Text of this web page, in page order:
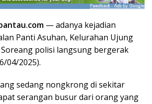
— adanya kejadian
Panti Asuhan, Kelurahan Ujung
Soreang polisi langsung bergerak
04/2025).
sedang nongkrong di sekitar
serangan busur dari orang yang